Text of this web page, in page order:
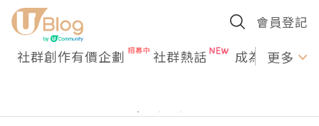
會員登記
社群創作有價企劃 社群熱話 成為U更多